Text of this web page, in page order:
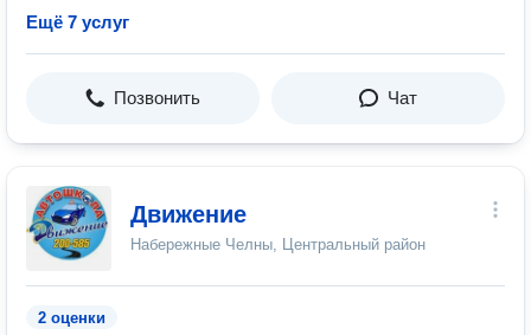
Ещё 7 услуг
Позвонить Чат
Движение
Набережные Челны, Центральный район
2 оценки